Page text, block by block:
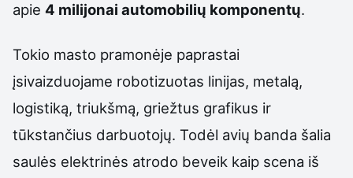
apie 4 milijonai automobilių komponentų.
Tokio masto pramonėje paprastai
įsivaizduojame robotizuotas linijas, metalą,
logistiką, triukšmą, griežtus grafikus ir
tūkstančius darbuotojų. Todėl avių banda šalia
saulės elektrinės atrodo beveik kaip scena iš